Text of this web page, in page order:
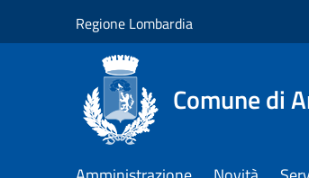
Regione Lombardia
Comune di